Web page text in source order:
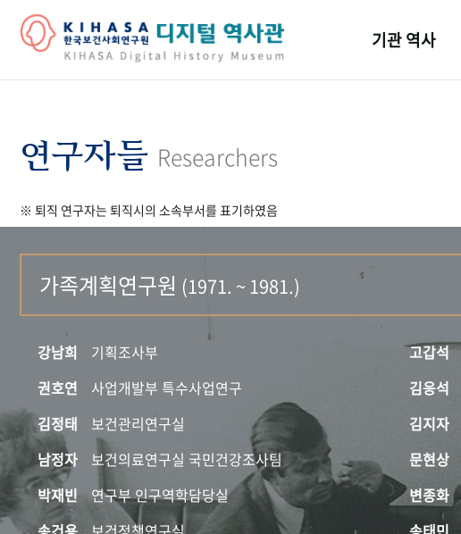
기관 역사
연구자들 Researchers
※ 퇴직 연구자는 퇴직시의 소속부서를 표기하였음
가족계획연구원 (1971. ~ 1981.)
강남희 기획조사부 고갑석
권호연
사업개발부 특수사업연구 김응석
김정태
보건관리연구실 김지자
남정자
보건의료연구실 국민건강조사팀 문현상
박재빈
연구부 인구역학담당실 변종화